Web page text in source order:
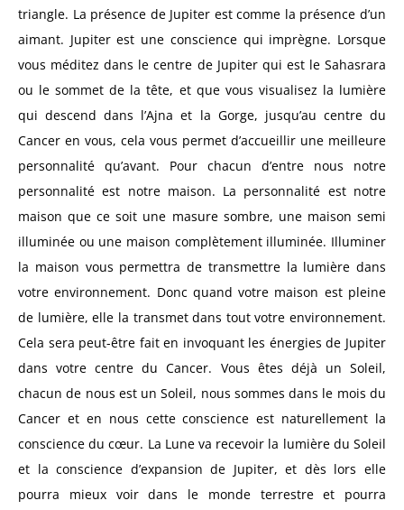
triangle. La présence de Jupiter est comme la présence d’un
aimant. Jupiter est une conscience qui imprègne. Lorsque
vous méditez dans le centre de Jupiter qui est le Sahasrara
ou le sommet de la tête, et que vous visualisez la lumière
qui descend dans l’Ajna et la Gorge, jusqu’au centre du
Cancer en vous, cela vous permet d’accueillir une meilleure
personnalité qu’avant. Pour chacun d’entre nous notre
personnalité est notre maison. La personnalité est notre
maison que ce soit une masure sombre, une maison semi
illuminée ou une maison complètement illuminée. Illuminer
la maison vous permettra de transmettre la lumière dans
votre environnement. Donc quand votre maison est pleine
de lumière, elle la transmet dans tout votre environnement.
Cela sera peut-être fait en invoquant les énergies de Jupiter
dans votre centre du Cancer. Vous êtes déjà un Soleil,
chacun de nous est un Soleil, nous sommes dans le mois du
Cancer et en nous cette conscience est naturellement la
conscience du cœur. La Lune va recevoir la lumière du Soleil
et la conscience d’expansion de Jupiter, et dès lors elle
pourra mieux voir dans le monde terrestre et pourra